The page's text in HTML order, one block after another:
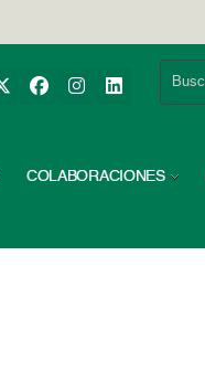
COLABORACIONES